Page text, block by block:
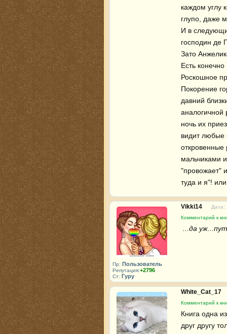
каждом углу
глупо, даже
И в
господин де
Зато
Есть
Роскошное
Покорение
давний
аналогичной
ночь их
видит любые
откровенные
мальчиками
"провожает"
туда и я"!
Пр: Пользователь
Репутация:+2796
Ст: Гуру
Vikki14
Дата:
Комментарий к
...да
White_Cat_17
Комментарий к
Книга одна
друг другу